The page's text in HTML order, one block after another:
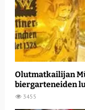
Olutmatkailijan
biergarteneiden
3455